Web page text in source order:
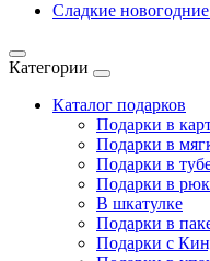
Сладкие
Категории
Каталог подарков
Подарки в
Подарки в
Подарки в
Подарки в
В шкатулке
Подарки в
Подарки с